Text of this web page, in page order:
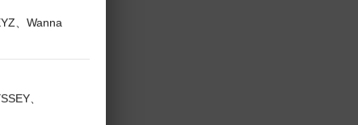
タイトル曲
マンスを披
ダ・リーが
、Wanna
、